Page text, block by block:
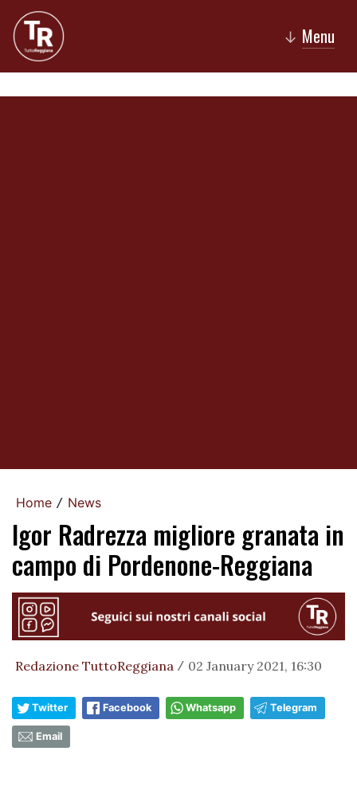
↓ Menu
Home / News
Igor Radrezza migliore granata in
campo di Pordenone-Reggiana
Redazione TuttoReggiana / 02 January 2021, 16:30
Twitter Facebook Whatsapp Telegram
Email